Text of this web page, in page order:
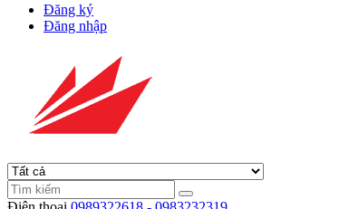
Đăng ký
Đăng nhập